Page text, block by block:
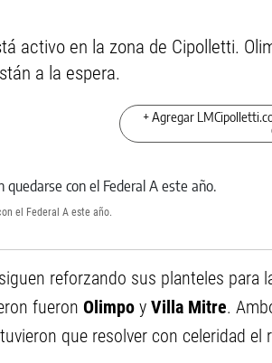
activo en la zona de Cipolletti.
a la espera.
+ Agregar
el Federal A este año.
siguen reforzando sus planteles para
fueron Olimpo y Villa Mitre.
que resolver con celeridad el